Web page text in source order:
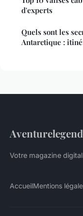
d'experts
Quels sont les
Antarctique :
Votre magazine
AccueilMentions